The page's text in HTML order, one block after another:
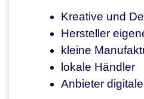
Kreative und
Hersteller
kleine
lokale Händler
Anbieter